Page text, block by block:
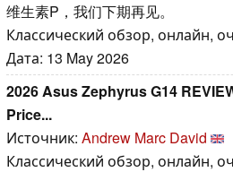
维生素P，我们下期再见。
Классический обзор, онлайн,
Дата: 13 May 2026
2026 Asus Zephyrus G14
Price...
Источник: Andrew Marc David
Классический обзор, онлайн,